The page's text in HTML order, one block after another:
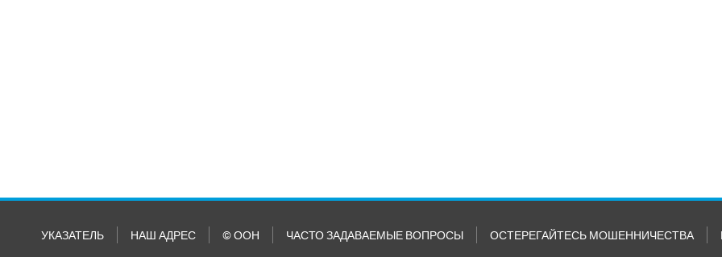
УКАЗАТЕЛЬ НАШ АДРЕС © ООН ЧАСТО ЗАДАВАЕМЫЕ ВОПРОСЫ ОСТЕРЕГАЙТЕСЬ МОШЕННИЧЕСТВА